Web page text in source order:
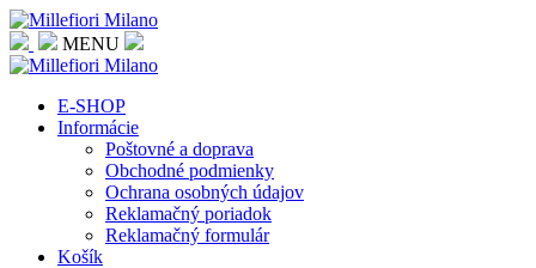
MENU
E-SHOP
Informácie
Poštovné a doprava
Obchodné podmienky
Ochrana osobných údajov
Reklamačný poriadok
Reklamačný formulár
Košík